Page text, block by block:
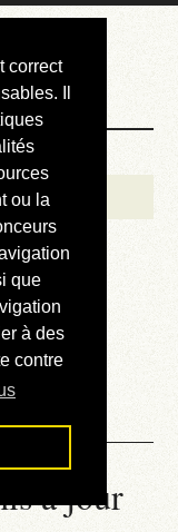
correct
Il
ou la
que
à des
contre
à jour